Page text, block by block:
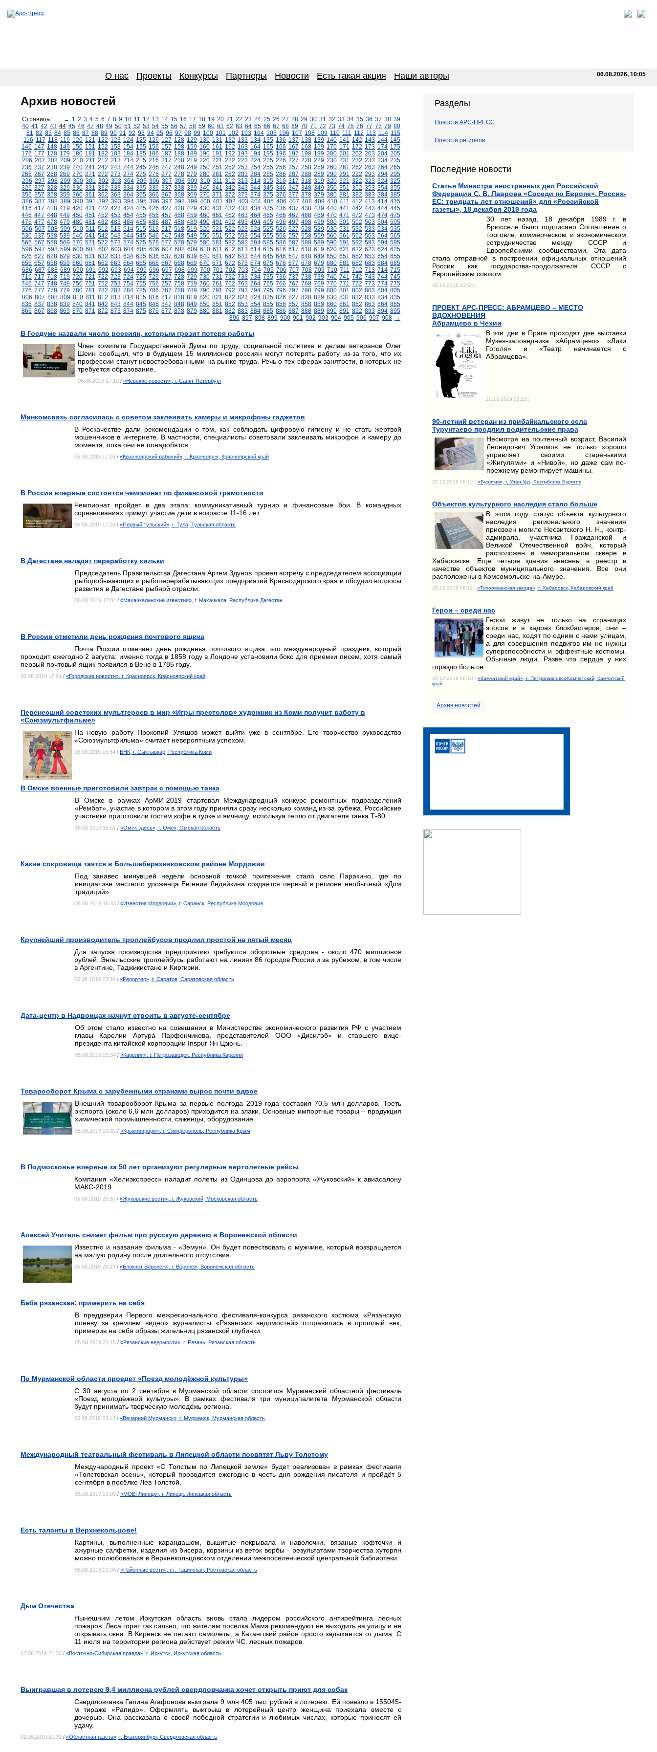
О нас Проекты Конкурсы Партнеры Новости Есть такая акция Наши авторы 06.08.2026, 10:05
Архив новостей
Страницы: ← 1 2 3 4 5 6 7 8 9 10 11 12 13 14 15 16 17 18 19 20 21 22 23 24 25 26 27 28 29 30 31 32 33 34 35 36 37 38 39
40 41 42 43 44 45 46 47 48 49 50 51 52 53 54 55 56 57 58 59 60 61 62 63 64 65 66 67 68 69 70 71 72 73 74 75 76 77 78 79 80
81 82 83 84 85 86 87 88 89 90 91 92 93 94 95 96 97 98 99 100 101 102 103 104 105 106 107 108 109 110 111 112 113 114 115
116 117 118 119 120 121 122 123 124 125 126 127 128 129 130 131 132 133 134 135 136 137 138 139 140 141 142 143 144 145
146 147 148 149 150 151 152 153 154 155 156 157 158 159 160 161 162 163 164 165 166 167 168 169 170 171 172 173 174 175
176 177 178 179 180 181 182 183 184 185 186 187 188 189 190 191 192 193 194 195 196 197 198 199 200 201 202 203 204 205
206 207 208 209 210 211 212 213 214 215 216 217 218 219 220 221 222 223 224 225 226 227 228 229 230 231 232 233 234 235
236 237 238 239 240 241 242 243 244 245 246 247 248 249 250 251 252 253 254 255 256 257 258 259 260 261 262 263 264 265
266 267 268 269 270 271 272 273 274 275 276 277 278 279 280 281 282 283 284 285 286 287 288 289 290 291 292 293 294 295
296 297 298 299 300 301 302 303 304 305 306 307 308 309 310 311 312 313 314 315 316 317 318 319 320 321 322 323 324 325
326 327 328 329 330 331 332 333 334 335 336 337 338 339 340 341 342 343 344 345 346 347 348 349 350 351 352 353 354 355
356 357 358 359 360 361 362 363 364 365 366 367 368 369 370 371 372 373 374 375 376 377 378 379 380 381 382 383 384 385
386 387 388 389 390 391 392 393 394 395 396 397 398 399 400 401 402 403 404 405 406 407 408 409 410 411 412 413 414 415
416 417 418 419 420 421 422 423 424 425 426 427 428 429 430 431 432 433 434 435 436 437 438 439 440 441 442 443 444 445
446 447 448 449 450 451 452 453 454 455 456 457 458 459 460 461 462 463 464 465 466 467 468 469 470 471 472 473 474 475
476 477 478 479 480 481 482 483 484 485 486 487 488 489 490 491 492 493 494 495 496 497 498 499 500 501 502 503 504 505
506 507 508 509 510 511 512 513 514 515 516 517 518 519 520 521 522 523 524 525 526 527 528 529 530 531 532 533 534 535
536 537 538 539 540 541 542 543 544 545 546 547 548 549 550 551 552 553 554 555 556 557 558 559 560 561 562 563 564 565
566 567 568 569 570 571 572 573 574 575 576 577 578 579 580 581 582 583 584 585 586 587 588 589 590 591 592 593 594 595
596 597 598 599 600 601 602 603 604 605 606 607 608 609 610 611 612 613 614 615 616 617 618 619 620 621 622 623 624 625
626 627 628 629 630 631 632 633 634 635 636 637 638 639 640 641 642 643 644 645 646 647 648 649 650 651 652 653 654 655
656 657 658 659 660 661 662 663 664 665 666 667 668 669 670 671 672 673 674 675 676 677 678 679 680 681 682 683 684 685
686 687 688 689 690 691 692 693 694 695 696 697 698 699 700 701 702 703 704 705 706 707 708 709 710 711 712 713 714 715
716 717 718 719 720 721 722 723 724 725 726 727 728 729 730 731 732 733 734 735 736 737 738 739 740 741 742 743 744 745
746 747 748 749 750 751 752 753 754 755 756 757 758 759 760 761 762 763 764 765 766 767 768 769 770 771 772 773 774 775
776 777 778 779 780 781 782 783 784 785 786 787 788 789 790 791 792 793 794 795 796 797 798 799 800 801 802 803 804 805
806 807 808 809 810 811 812 813 814 815 816 817 818 819 820 821 822 823 824 825 826 827 828 829 830 831 832 833 834 835
836 837 838 839 840 841 842 843 844 845 846 847 848 849 850 851 852 853 854 855 856 857 858 859 860 861 862 863 864 865
866 867 868 869 870 871 872 873 874 875 876 877 878 879 880 881 882 883 884 885 886 887 888 889 890 891 892 893 894 895
896 897 898 899 900 901 902 903 904 905 906 907 908 →
В Госдуме назвали число россиян, которым грозит потеря работы
Член комитета Государственной Думы по труду, социальной политике и делам ветеранов Олег
Шеин сообщил, что в будущем 15 миллионов россиян могут потерять работу из-за того, что их
профессии станут невостребованными на рынке труда. Речь о тех сферах занятости, в которых не
требуется образование.
06.08.2019 17:10 / «Невские новости», г. Санкт-Петербург
Минкомсвязь согласилась с советом заклеивать камеры и микрофоны гаджетов
В Роскачестве дали рекомендации о том, как соблюдать цифровую гигиену и не стать жертвой
мошенников в интернете. В частности, специалисты советовали заклеивать микрофон и камеру до
момента, пока они не понадобятся.
06.08.2019 17:08 / «Красноярский рабочий», г. Красноярск, Красноярский край
В России впервые состоится чемпионат по финансовой грамотности
Чемпионат пройдет в два этапа: коммуникативный турнир и финансовые бои. В командных
соревнованиях примут участие дети в возрасте 11-16 лет.
06.08.2019 17:06 / «Первый тульский», г. Тула, Тульская область
В Дагестане наладят переработку кильки
Председатель Правительства Дагестана Артем Здунов провел встречу с председателем ассоциации
рыбодобывающих и рыбоперерабатывающих предприятий Краснодарского края и обсудил вопросы
развития в Дагестане рыбной отрасли.
06.08.2019 17:04 / «Махачкалинские известия», г. Махачкала, Республика Дагестан
В России отметили день рождения почтового ящика
Почта России отмечает день рожденья почтового ящика, это международный праздник, который
проходит ежегодно 2 августа: именно тогда в 1858 году в Лондоне установили бокс для приемки писем, хотя самый
первый почтовый ящик появился в Вене в 1785 году.
06.08.2019 17:01 / «Городские новости», г. Красноярск, Красноярский край
Перенесший советских мультгероев в мир «Игры престолов» художник из Коми получит работу в
«Союзмультфильме»
На новую работу Прокопий Уляшов может выйти уже в сентябре. Его творчество руководство
«Союзмультфильма» считает невероятным успехом.
06.08.2019 16:54 / БНК, г. Сыктывкар, Республика Коми
В Омске военные приготовили завтрак с помощью танка
В Омске в рамках АрМИ-2019 стартовал Международный конкурс ремонтных подразделений
«Рембат», участие в котором в этом году приняли сразу несколько команд из-за рубежа. Российские
участники приготовили гостям кофе в турке и яичницу, используя тепло от двигателя танка Т-80.
06.08.2019 16:51 / «Омск здесь», г. Омск, Омская область
Какие сокровища таятся в Большеберезниковском районе Мордовии
Под занавес минувшей недели основной точкой притяжения стало село Паракино, где по
инициативе местного уроженца Евгения Ледяйкина создается первый в регионе необычный «Дом
традиций».
06.08.2019 16:33 / «Известия Мордовии», г. Саранск, Республика Мордовия
Крупнейший производитель троллейбусов продлил простой на пятый месяц
Для запуска производства предприятию требуются оборотные средства - около 470 миллионов
рублей. Энгельсские троллейбусы работают на линиях 86 городов России и за рубежом, в том числе
в Аргентине, Таджикистане и Киргизии.
05.08.2019 23:36 / «Репортер», г. Саратов, Саратовская область
Дата-центр в Надвоицах начнут строить в августе-сентябре
Об этом стало известно на совещании в Министерстве экономического развития РФ с участием
главы Карелии Артура Парфенчикова, представителей ООО «Дисилэб» и старшего вице-
президента китайской корпорации Inspur Ян Цзюнь.
05.08.2019 23:34 / «Карелия», г. Петрозаводск, Республика Карелия
Товарооборот Крыма с зарубежными странами вырос почти вдвое
Внешний товарооборот Крыма за первые полгода 2019 года составил 70,5 млн долларов. Треть
экспорта (около 6,6 млн долларов) приходится на злаки. Основные импортные товары – продукция
химической промышленности, саженцы, оборудование.
05.08.2019 23:32 / «Крыминформ», г. Симферополь, Республика Крым
В Подмосковье впервые за 50 лет организуют регулярные вертолетные рейсы
Компания «Хелиэкспресс» наладит полеты из Одинцова до аэропорта «Жуковский» к авиасалону
МАКС-2019.
05.08.2019 23:30 / «Жуковские вести», г. Жуковский, Московская область
Алексей Учитель снимет фильм про русскую деревню в Воронежской области
Известно и название фильма - «Земун». Он будет повествовать о мужчине, который возвращается
на малую родину после длительного отсутствия.
05.08.2019 23:23 / «Блокнот Воронеж», г. Воронеж, Воронежская область
Баба рязанская: примерить на себя
В преддверии Первого межрегионального фестиваля-конкурса рязанского костюма «Рязанскую
поневу за кремлем видно» журналисты «Рязанских ведомостей» отправились в прошлый век,
примерив на себя образы жительниц рязанской глубинки.
05.08.2019 23:15 / «Рязанские ведомости», г. Рязань, Рязанская область
По Мурманской области проедет «Поезд молодёжной культуры»
С 30 августа по 2 сентября в Мурманской области состоится Мурманский областной фестиваль
«Поезд молодёжной культуры». В рамках фестиваля три муниципалитета Мурманской области
будут принимать творческую молодёжь региона.
05.08.2019 23:13 / «Вечерний Мурманск», г. Мурманск, Мурманская область
Международный театральный фестиваль в Липецкой области посвятят Льву Толстому
Международный проект «С Толстым по Липецкой земле» будет реализован в рамках фестиваля
«Толстовская осень», который проводится ежегодно в честь дня рождения писателя и пройдёт 5
сентября в посёлке Лев Толстой.
05.08.2019 23:09 / «МОЁ! Липецк», г. Липецк, Липецкая область
Есть таланты в Верхнекольцове!
Картины, выполненные карандашом, вышитые покрывала и наволочки, вязаные кофточки и
ажурные салфетки, изделия из бисера, корзины из веток вербы - результатами творчества хуторян
можно полюбоваться в Верхнекольцовском отделении межпоселенческой центральной библиотеки.
05.08.2019 23:04 / «Районные вести», ст. Тацинская, Ростовская область
Дым Отечества
Нынешним летом Иркутская область вновь стала лидером российского антирейтинга лесных
пожаров. Леса горят так сильно, что жителям посёлка Мама рекомендуют не выходить на улицу и не
открывать окна. В Киренск не летают самолёты, а Катангский район просто задыхается от дыма. С
11 июля на территории региона действует режим ЧС. лесных пожаров.
02.08.2019 21:32 / «Восточно-Сибирская правда», г. Иркутск, Иркутская область
Выигравшая в лотерею 9,4 миллиона рублей свердловчанка хочет открыть приют для собак
Свердловчанка Галина Агафонова выиграла 9 млн 405 тыс. рублей в лотерею. Ей повезло в 155045-
м тираже «Рапидо». Оформлять выигрыш в лотерейный центр женщина приехала вместе с
дочерью. Она рассказала о своей победной стратегии и любимых числах, которые приносят ей
удачу.
02.08.2019 21:31 / «Областная газета», г, Екатеринбург, Свердловская область
Разделы
Новости АРС-ПРЕСС
Новости регионов
Последние новости
Статья Министра иностранных дел Российской
Федерации С. В. Лаврова «Соседи по Европе». Россия-
ЕС: тридцать лет отношений» для «Российской
газеты», 18 декабря 2019 года
30 лет назад, 18 декабря 1989 г. в
Брюсселе было подписано Соглашение о
торговле, коммерческом и экономическом
сотрудничестве между СССР и
Европейскими сообществами. Эта дата
стала отправной в построении официальных отношений
России как государства-продолжателя СССР с
Европейским союзом.
20.12.2019 23:54 /
ПРОЕКТ АРС-ПРЕСС: АБРАМЦЕВО – МЕСТО
ВДОХНОВЕНИЯ
Абрамцево в Чехии
В эти дни в Праге проходят две выставки
Музея-заповедника «Абрамцево»: «Лики
Гоголя» и «Театр начинается с
Абрамцева».
20.12.2019 23:22 /
90-летний ветеран из прибайкальского села
Турунтаево продлил водительские права
Несмотря на почтенный возраст, Василий
Леонидович Угрюмов не только хорошо
управляет своими старенькими
«Жигулями» и «Нивой», но даже сам по-
прежнему ремонтирует машины.
20.12.2019 06:12 / «Бурятия», г. Улан-Удэ, Республика Бурятия
Объектов культурного наследия стало больше
В этом году статус объекта культурного
наследия регионального значения
присвоен могиле Несвитского Н. Н., контр-
адмирала, участника Гражданской и
Великой Отечественной войн, который
расположен в мемориальном сквере в
Хабаровске. Еще четыре здания внесены в реестр в
качестве объектов муниципального значения. Все они
расположены в Комсомольске-на-Амуре.
20.12.2019 06:11 / «Тихоокеанская звезда», г. Хабаровск, Хабаровский край
Герои – среди нас
Герои живут не только на страницах
эпосов и в кадрах блокбастеров, они –
среди нас, ходят по одним с нами улицам,
а для совершения подвигов им не нужны
суперспособности и эффектные костюмы.
Обычные люди. Разве что сердце у них
гораздо больше.
20.12.2019 06:10 / «Камчатский край», г. Петропавловск-Камчатский, Камчатский
край
Архив новостей